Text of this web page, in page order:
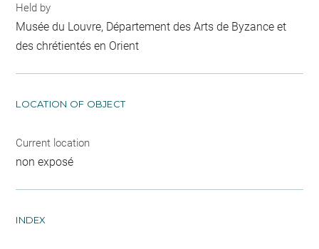
Held by
Musée du Louvre, Département des Arts de Byzance et
des chrétientés en Orient
LOCATION OF OBJECT
Current location
non exposé
INDEX